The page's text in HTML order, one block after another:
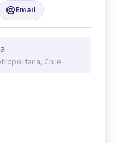
Email
Chile